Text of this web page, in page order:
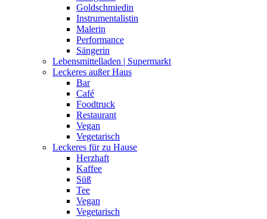
Goldschmiedin
Instrumentalistin
Malerin
Performance
Sängerin
Lebensmittelladen | Supermarkt
Leckeres außer Haus
Bar
Café
Foodtruck
Restaurant
Vegan
Vegetarisch
Leckeres für zu Hause
Herzhaft
Kaffee
Süß
Tee
Vegan
Vegetarisch